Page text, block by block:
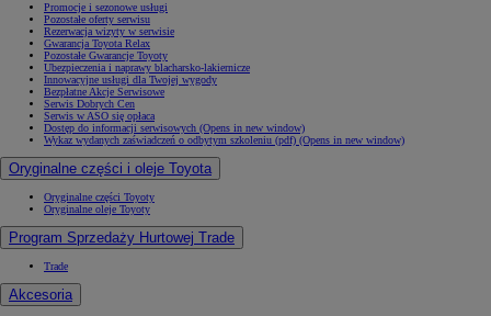
Promocje i sezonowe usługi
Pozostałe oferty serwisu
Rezerwacja wizyty w serwisie
Gwarancja Toyota Relax
Pozostałe Gwarancje Toyoty
Ubezpieczenia i naprawy blacharsko-lakiernicze
Innowacyjne usługi dla Twojej wygody
Bezpłatne Akcje Serwisowe
Serwis Dobrych Cen
Serwis w ASO się opłaca
Dostęp do informacji serwisowych (Opens in new window)
Wykaz wydanych zaświadczeń o odbytym szkoleniu (pdf) (Opens in new window)
Oryginalne części i oleje Toyota
Oryginalne części Toyoty
Oryginalne oleje Toyoty
Program Sprzedaży Hurtowej Trade
Trade
Akcesoria